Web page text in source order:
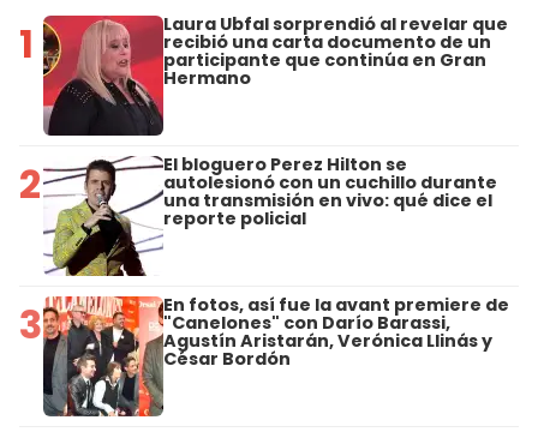
1 Laura Ubfal sorprendió al revelar que
recibió una carta documento de un
participante que continúa en Gran
Hermano
2 El bloguero Perez Hilton se
autolesionó con un cuchillo durante
una transmisión en vivo: qué dice el
reporte policial
3 En fotos, así fue la avant premiere de
"Canelones" con Darío Barassi,
Agustín Aristarán, Verónica Llinás y
César Bordón